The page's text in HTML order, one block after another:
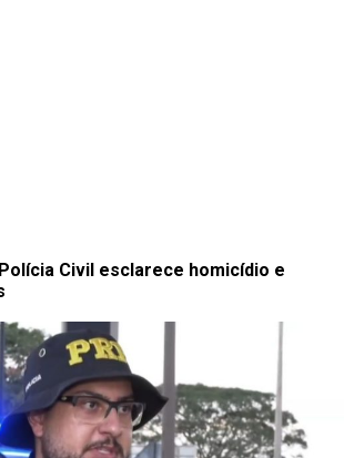
Civil esclarece homicídio e